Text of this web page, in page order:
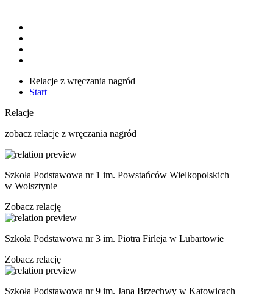
Relacje z wręczania nagród
Start
Relacje
zobacz relacje z wręczania nagród
Szkoła Podstawowa nr 1 im. Powstańców Wielkopolskich
w Wolsztynie
Zobacz relację
Szkoła Podstawowa nr 3 im. Piotra Firleja w Lubartowie
Zobacz relację
Szkoła Podstawowa nr 9 im. Jana Brzechwy w Katowicach